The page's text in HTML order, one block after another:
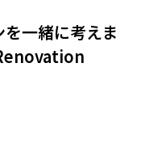
一緒に考えま